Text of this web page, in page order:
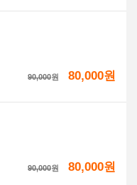
90,000원 80,000원
90,000원 80,000원